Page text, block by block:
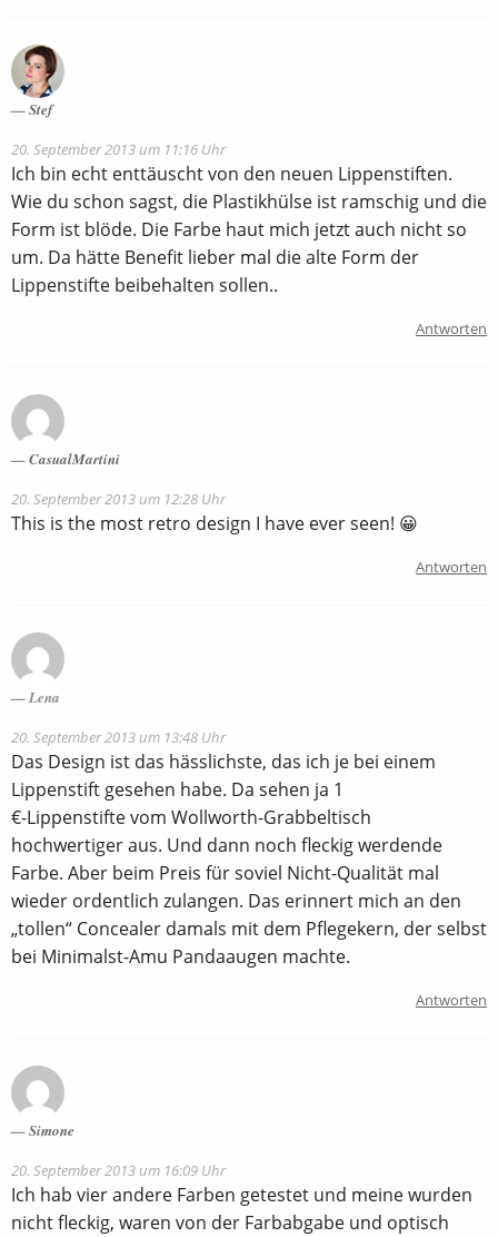
Stef
20. September 2013 um 11:16 Uhr
Ich bin echt enttäuscht von den neuen Lippenstiften.
Wie du schon sagst, die Plastikhülse ist ramschig und die
Form ist blöde. Die Farbe haut mich jetzt auch nicht so
um. Da hätte Benefit lieber mal die alte Form der
Lippenstifte beibehalten sollen..
Antworten
CasualMartini
20. September 2013 um 12:28 Uhr
This is the most retro design I have ever seen! 😀
Antworten
Lena
20. September 2013 um 13:48 Uhr
Das Design ist das hässlichste, das ich je bei einem
Lippenstift gesehen habe. Da sehen ja 1
€-Lippenstifte vom Wollworth-Grabbeltisch
hochwertiger aus. Und dann noch fleckig werdende
Farbe. Aber beim Preis für soviel Nicht-Qualität mal
wieder ordentlich zulangen. Das erinnert mich an den
„tollen“ Concealer damals mit dem Pflegekern, der selbst
bei Minimalst-Amu Pandaaugen machte.
Antworten
Simone
20. September 2013 um 16:09 Uhr
Ich hab vier andere Farben getestet und meine wurden
nicht fleckig, waren von der Farbabgabe und optisch